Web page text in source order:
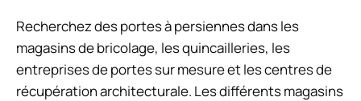
Recherchez des portes à persiennes dans les
magasins de bricolage, les quincailleries, les
entreprises de portes sur mesure et les centres de
récupération architecturale. Les différents magasins